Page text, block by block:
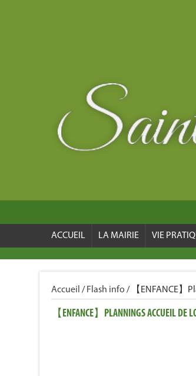
ACCUEIL LA MAIRIE VIE
Accueil / Flash info / 【ENFANCE】
【ENFANCE】PLANNINGS ACCUEIL DE